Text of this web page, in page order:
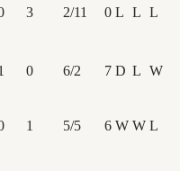
3 2/11 0 L L L
0 6/2 7 D L W
1 5/5 6 W W L